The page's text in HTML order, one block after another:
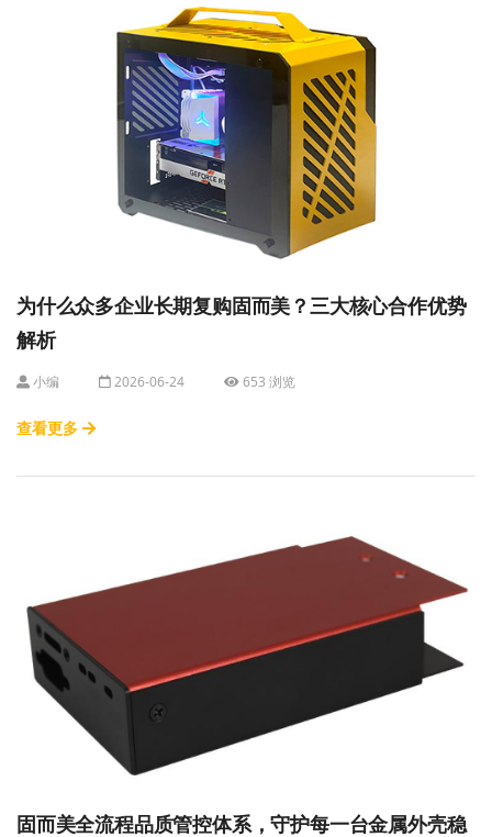
为什么众多企业长期复购固而美？三大核心合作优势
解析
小编 2026-06-24 653 浏览
查看更多
固而美全流程品质管控体系，守护每一台金属外壳稳